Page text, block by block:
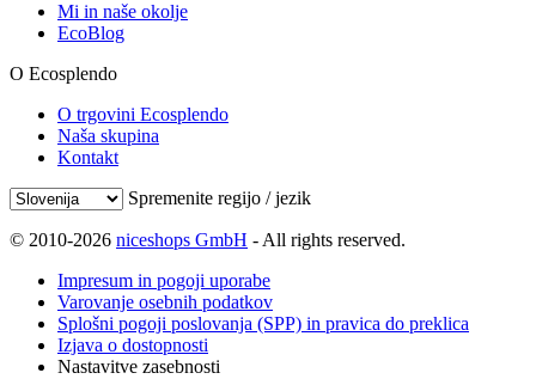
Mi in naše okolje
EcoBlog
O Ecosplendo
O trgovini Ecosplendo
Naša skupina
Kontakt
Spremenite regijo / jezik
© 2010-2026 niceshops GmbH - All rights reserved.
Impresum in pogoji uporabe
Varovanje osebnih podatkov
Splošni pogoji poslovanja (SPP) in pravica do preklica
Izjava o dostopnosti
Nastavitve zasebnosti